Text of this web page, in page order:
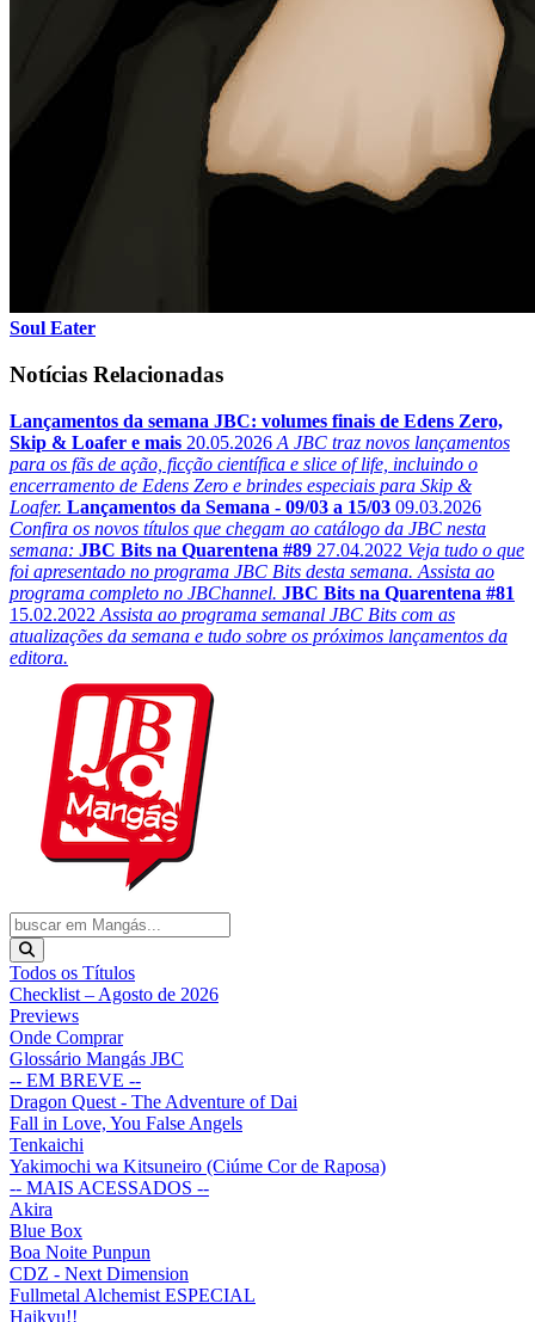
Soul Eater
Notícias Relacionadas
Lançamentos da semana JBC: volumes finais de Edens Zero,
Skip & Loafer e mais 20.05.2026 A JBC traz novos lançamentos
para os fãs de ação, ficção científica e slice of life, incluindo o
encerramento de Edens Zero e brindes especiais para Skip &
Loafer. Lançamentos da Semana - 09/03 a 15/03 09.03.2026
Confira os novos títulos que chegam ao catálogo da JBC nesta
semana: JBC Bits na Quarentena #89 27.04.2022 Veja tudo o que
foi apresentado no programa JBC Bits desta semana. Assista ao
programa completo no JBChannel. JBC Bits na Quarentena #81
15.02.2022 Assista ao programa semanal JBC Bits com as
atualizações da semana e tudo sobre os próximos lançamentos da
editora.
Todos os Títulos
Checklist – Agosto de 2026
Previews
Onde Comprar
Glossário Mangás JBC
-- EM BREVE --
Dragon Quest - The Adventure of Dai
Fall in Love, You False Angels
Tenkaichi
Yakimochi wa Kitsuneiro (Ciúme Cor de Raposa)
-- MAIS ACESSADOS --
Akira
Blue Box
Boa Noite Punpun
CDZ - Next Dimension
Fullmetal Alchemist ESPECIAL
Haikyu!!